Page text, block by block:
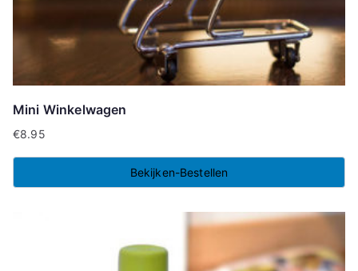
Mini Winkelwagen
€8.95
Bekijken-Bestellen